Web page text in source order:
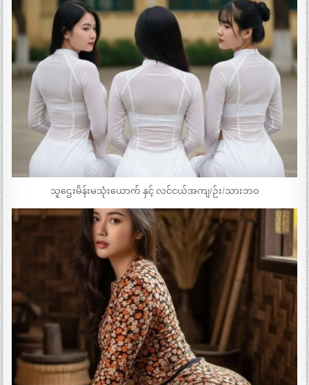
သူဌေးမိန်းမသုံးယောက် နှင့် လင်ငယ်အကျ/ဉ်း/သားဘဝ